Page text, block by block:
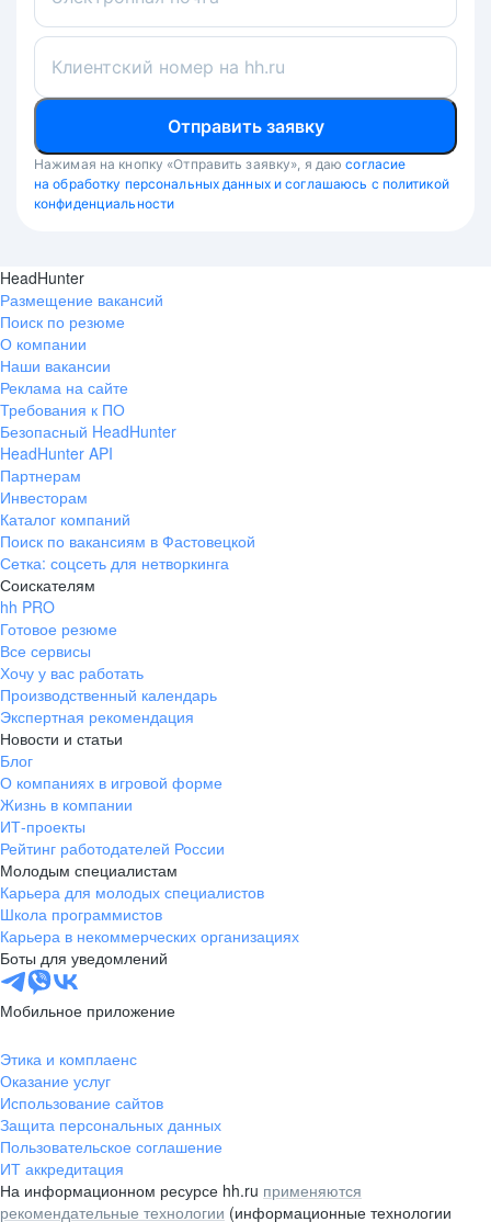
Клиентский номер на hh.ru
Отправить заявку
Нажимая на кнопку «Отправить заявку», я даю согласие
на обработку персональных данных и соглашаюсь с политикой
конфиденциальности
HeadHunter
Размещение вакансий
Поиск по резюме
О компании
Наши вакансии
Реклама на сайте
Требования к ПО
Безопасный HeadHunter
HeadHunter API
Партнерам
Инвесторам
Каталог компаний
Поиск по вакансиям в Фастовецкой
Сетка: соцсеть для нетворкинга
Соискателям
hh PRO
Готовое резюме
Все сервисы
Хочу у вас работать
Производственный календарь
Экспертная рекомендация
Новости и статьи
Блог
О компаниях в игровой форме
Жизнь в компании
ИТ-проекты
Рейтинг работодателей России
Молодым специалистам
Карьера для молодых специалистов
Школа программистов
Карьера в некоммерческих организациях
Боты для уведомлений
Мобильное приложение
Этика и комплаенс
Оказание услуг
Использование сайтов
Защита персональных данных
Пользовательское соглашение
ИТ аккредитация
На информационном ресурсе hh.ru применяются
рекомендательные технологии (информационные технологии